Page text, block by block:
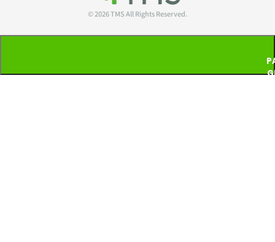
© 2026 TMS All Rights Reserved.